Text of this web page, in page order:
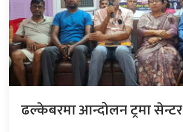
ढल्केबरमा आन्दोलन ट्रमा सेन्टर